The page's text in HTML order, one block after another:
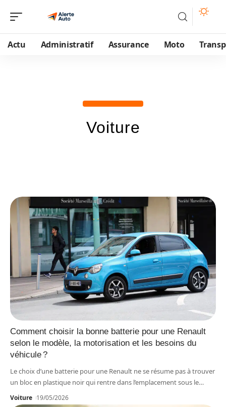
Actu Administratif Assurance Moto
Voiture
Comment choisir la bonne batterie pour une Renault
selon le modèle, la motorisation et les besoins du
véhicule ?
Le choix d’une batterie pour une Renault ne se résume pas à trouver
un bloc en plastique noir qui rentre dans l’emplacement sous le…
Voiture 19/05/2026